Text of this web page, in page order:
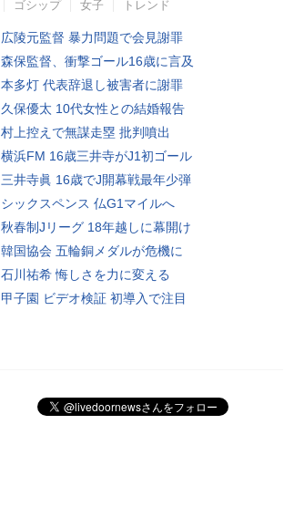
ゴシップ 女子 トレンド
広陵元監督 暴力問題で会見謝罪
森保監督、衝撃ゴール16歳に言及
本多灯 代表辞退し被害者に謝罪
久保優太 10代女性との結婚報告
村上控えで無謀走塁 批判噴出
横浜FM 16歳三井寺がJ1初ゴール
三井寺眞 16歳でJ開幕戦最年少弾
シックスペンス 仏G1マイルへ
秋春制Jリーグ 18年越しに幕開け
韓国協会 五輪銅メダルが危機に
石川祐希 悔しさを力に変える
甲子園 ビデオ検証 初導入で注目